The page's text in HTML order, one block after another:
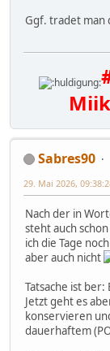
Ggf. tradet man
Sabres90
29. Mai 2026,
Nach der in
steht auch
ich die Tage
aber auch nicht
Tatsache ist
Jetzt geht es
konservieren
dauerhaftem